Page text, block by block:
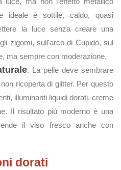
ideale è sottile, caldo, quasi
la luce senza creare una
zigomi, sull'arco di Cupido, sul
ma sempre con moderazione.
. La pelle deve sembrare
ricoperta di glitter. Per questo
illuminanti liquidi dorati, creme
Il risultato più moderno è una
il viso fresco anche con
dorati